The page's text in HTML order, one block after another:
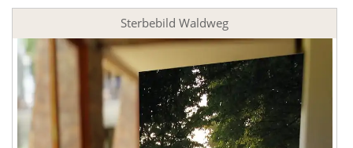
Sterbebild Waldweg